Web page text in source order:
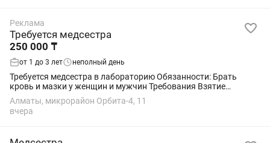
Реклама
Требуется медсестра
250 000 ₸
от 1 до 3 лет неполный день
Требуется медсестра в лабораторию Обязанности: Брать
кровь и мазки у женщин и мужчин Требования Взятие
биоматериала; Уметь работать на компьютере;
Обязательность; Условия: График работы 6 дней...
Алматы, микрорайон Орбита-4, 11
вчера